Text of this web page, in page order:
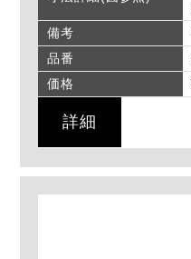
備考
品番
価格
詳細